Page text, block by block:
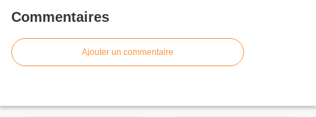
Commentaires
Ajouter un commentaire